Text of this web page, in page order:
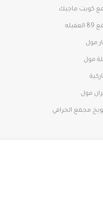
كويت ماجيك
مول
مول
مول
مجمع الخرافي